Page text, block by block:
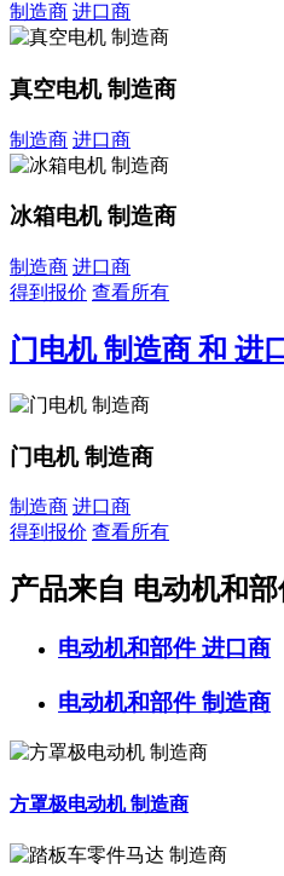
制造商 进口商
真空电机 制造商
制造商 进口商
冰箱电机 制造商
制造商 进口商
得到报价 查看所有
门电机 制造商 和 进
门电机 制造商
制造商 进口商
得到报价 查看所有
产品来自 电动机和
电动机和部件 进口商
电动机和部件 制造商
方罩极电动机 制造商